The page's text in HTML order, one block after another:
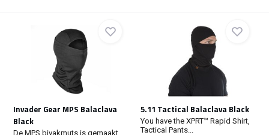
Invader Gear MPS Balaclava
Black
De MPS bivakmuts is gemaakt
5.11 Tactical Balaclava Black
You have the XPRT™ Rapid Shirt,
Tactical Pants...